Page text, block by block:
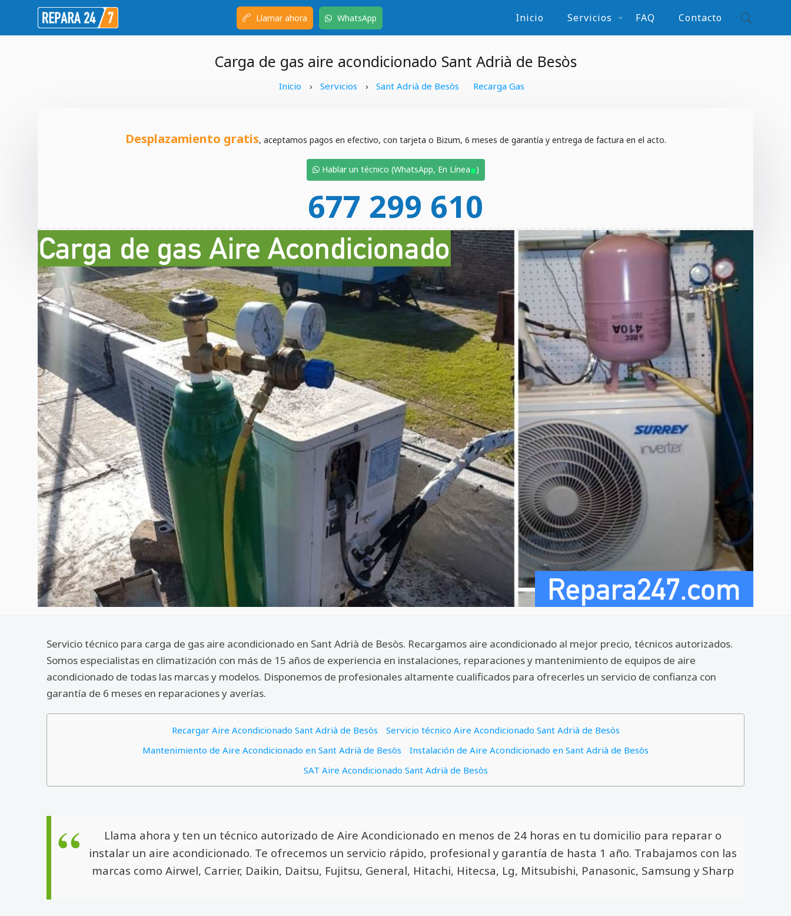
Llamar ahora WhatsApp Inicio Servicios FAQ Contacto
Carga de gas aire acondicionado Sant Adrià de Besòs
Inicio › Servicios › Sant Adrià de Besòs Recarga Gas
Desplazamiento gratis, aceptamos pagos en efectivo, con tarjeta o Bizum, 6 meses de garantía y entrega de factura en el acto.
Hablar un técnico (WhatsApp, En Línea•)
677 299 610
Servicio técnico para carga de gas aire acondicionado en Sant Adrià de Besòs. Recargamos aire acondicionado al mejor precio, técnicos autorizados.
Somos especialistas en climatización con más de 15 años de experiencia en instalaciones, reparaciones y mantenimiento de equipos de aire
acondicionado de todas las marcas y modelos. Disponemos de profesionales altamente cualificados para ofrecerles un servicio de confianza con
garantía de 6 meses en reparaciones y averías.
Recargar Aire Acondicionado Sant Adrià de Besòs
Servicio técnico Aire Acondicionado Sant Adrià de Besòs
Mantenimiento de Aire Acondicionado en Sant Adrià de Besòs
Instalación de Aire Acondicionado en Sant Adrià de Besòs
SAT Aire Acondicionado Sant Adrià de Besòs
Llama ahora y ten un técnico autorizado de Aire Acondicionado en menos de 24 horas en tu domicilio para reparar o
instalar un aire acondicionado. Te ofrecemos un servicio rápido, profesional y garantía de hasta 1 año. Trabajamos con las
marcas como Airwel, Carrier, Daikin, Daitsu, Fujitsu, General, Hitachi, Hitecsa, Lg, Mitsubishi, Panasonic, Samsung y Sharp